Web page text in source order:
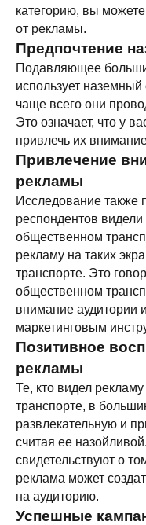
категорию, вы
от рекламы.
Предпочтение
Подавляющее
использует
чаще всего они
Это означает, что у
привлечь их
Привлечение
рекламы
Исследование также
респондентов
общественном
рекламу на таких
транспорте. Это
общественном
внимание аудитории
маркетинговым
Позитивное
рекламы
Те, кто видел
транспорте, в
развлекательную и
считая ее
свидетельствуют о
реклама может
на аудиторию.
Успешные
◂ Назад
РЕКЛАМУ
НА
Оставьте ваши
бесплатную
на мониторах в
или по всей России